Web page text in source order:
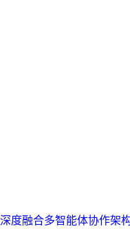
度融合多智能体协作架